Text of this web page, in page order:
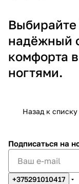
Выбирайте
надёжный
комфорта
ногтями.
Назад к списку
Подписаться на
+375291010417